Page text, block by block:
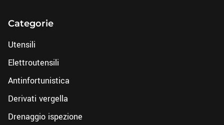
Categorie
Utensili
Elettroutensili
Antinfortunistica
Derivati vergella
Drenaggio ispezione